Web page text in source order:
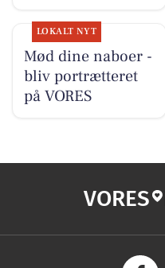
LOKALT NYT
Mød dine naboer -
bliv portrætteret
på VORES
VORES